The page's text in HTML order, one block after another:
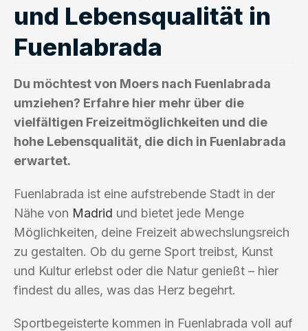
und Lebensqualität in
Fuenlabrada
Du möchtest von Moers nach Fuenlabrada
umziehen? Erfahre hier mehr über die
vielfältigen Freizeitmöglichkeiten und die
hohe Lebensqualität, die dich in Fuenlabrada
erwartet.
Fuenlabrada ist eine aufstrebende Stadt in der
Nähe von Madrid und bietet jede Menge
Möglichkeiten, deine Freizeit abwechslungsreich
zu gestalten. Ob du gerne Sport treibst, Kunst
und Kultur erlebst oder die Natur genießt – hier
findest du alles, was das Herz begehrt.
Sportbegeisterte kommen in Fuenlabrada voll auf